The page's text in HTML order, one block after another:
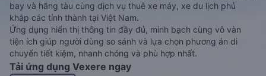
bay và hãng tàu cùng dịch vụ thuê xe máy, xe du lịch phủ
khắp các tỉnh thành tại Việt Nam.
Ứng dụng hiển thị thông tin đầy đủ, minh bạch cùng vô vàn
tiện ích giúp người dùng so sánh và lựa chọn phương án di
chuyển tiết kiệm, nhanh chóng và phù hợp nhất.
Tải ứng dụng Vexere ngay